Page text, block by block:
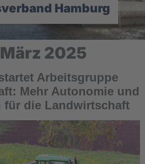
Hamburg
2025
Arbeitsgruppe
Mehr Autonomie und
für die Landwirtschaft